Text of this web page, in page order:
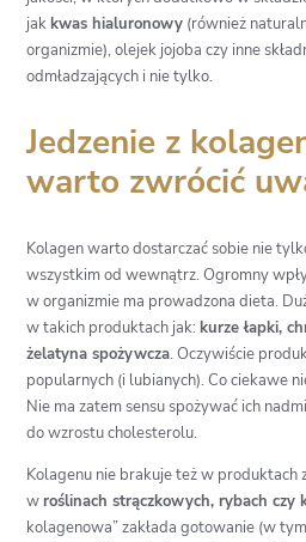
jakkwas hialuronowy (również
organizmie), olejek jojoba czy inne
odmładzających i nie tylko.
Jedzenie z
warto zwrócić
Kolagen warto dostarczać sobie nie
wszystkim od wewnątrz. Ogromny
w organizmie ma prowadzona dieta.
w takich produktach jak:kurze łapki,
żelatyna spożywcza. Oczywiście
popularnych (i lubianych). Co ciekawe
Nie ma zatem sensu spożywać ich
do wzrostu cholesterolu.
Kolagenu nie brakuje też w produktach
wroślinach strączkowych, rybach czy
kolagenowa” zakłada gotowanie (w